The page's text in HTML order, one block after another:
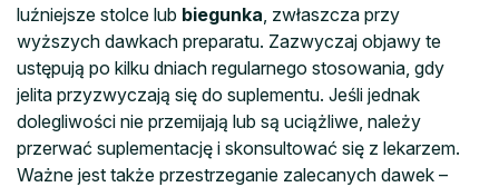
luźniejsze stolce lub biegunka , zwłaszcza przy
wyższych dawkach preparatu. Zazwyczaj objawy te
ustępują po kilku dniach regularnego stosowania, gdy
jelita przyzwyczają się do suplementu. Jeśli jednak
dolegliwości nie przemijają lub są uciążliwe, należy
przerwać suplementację i skonsultować się z lekarzem.
Ważne jest także przestrzeganie zalecanych dawek –